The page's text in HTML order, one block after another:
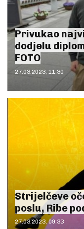
Privukao
dodjelu
FOTO
27.03.2023, 11:30
Strijelčeve
poslu, Ribe
27.03.2023, 09:33